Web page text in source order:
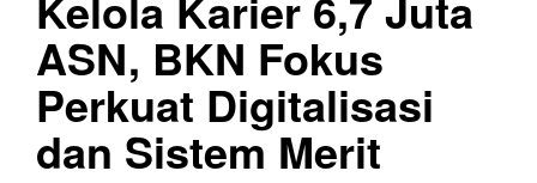
ASN, BKN Fokus
Perkuat Digitalisasi
dan Sistem Merit